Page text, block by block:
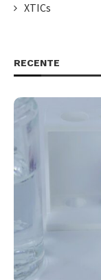
XTICs
RECENTE